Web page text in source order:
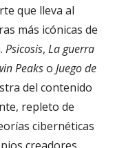
que lleva al
más icónicas de
Psicosis, La guerra
Peakso Juego de
del contenido
repleto de
cibernéticas